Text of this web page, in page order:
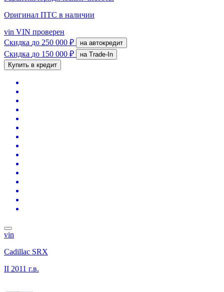
Оригинал ПТС в наличии
vin VIN проверен
Скидка до 250 000 ₽ на автокредит
Скидка до 150 000 ₽
на Trade-In
Купить в кредит
vin
Cadillac SRX
II 2011 г.в.